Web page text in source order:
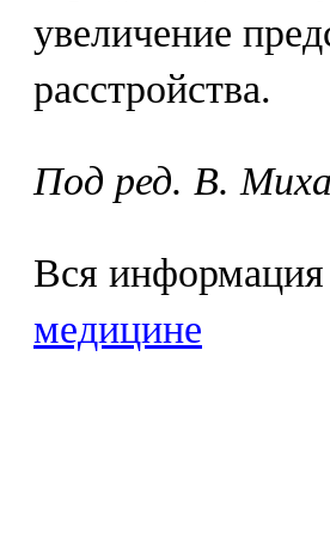
увеличение
расстройства.
Под ред. В.
Вся информация
медицине